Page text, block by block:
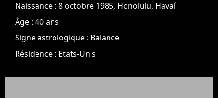
Naissance :8 octobre 1985, Honolulu, Havaí
Âge :40 ans
Signe astrologique : Balance
Résidence : Etats-Unis